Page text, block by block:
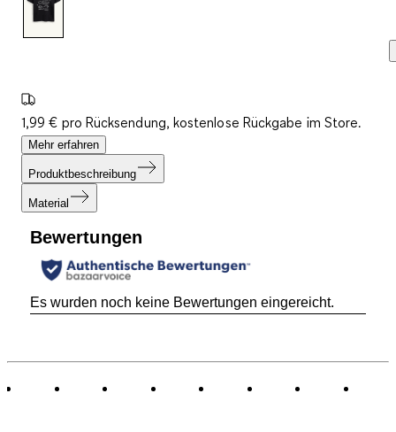
1,99 € pro Rücksendung, kostenlose Rückgabe im Store.
Mehr erfahren
Produktbeschreibung
Material
Bewertungen
Es wurden noch keine Bewertungen eingereicht.